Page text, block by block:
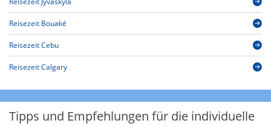
Reisezeit Bouaké
Reisezeit Cebu
Reisezeit Calgary
Tipps und Empfehlungen für die individuelle